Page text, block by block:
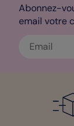
Abonnez-
email votre